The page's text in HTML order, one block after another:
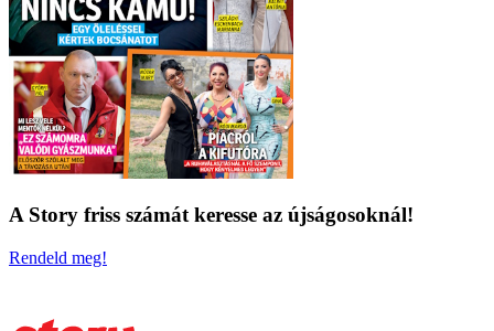
A Story friss számát keresse az újságosoknál!
Rendeld meg!